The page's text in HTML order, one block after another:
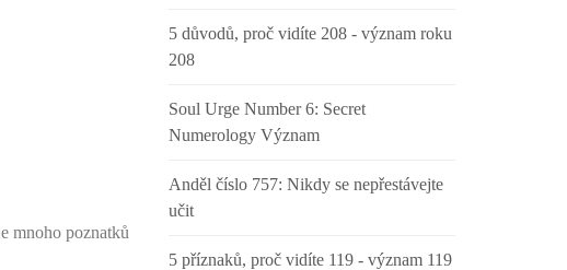
mnoho poznatků
5 důvodů, proč vidíte 208 - význam roku
208
Soul Urge Number 6: Secret
Numerology Význam
Anděl číslo 757: Nikdy se nepřestávejte
učit
5 příznaků, proč vidíte 119 - význam 119